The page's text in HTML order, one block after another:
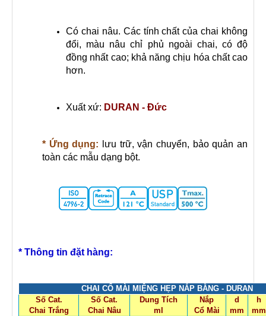
Có chai nâu. Các tính chất của chai không
đổi, màu nâu chỉ phủ ngoài chai, có độ
đồng nhất cao; khả năng chịu hóa chất cao
hơn.
Xuất xứ: DURAN - Đức
* Ứng dụng: lưu trữ, vận chuyển, bảo quản an
toàn các mẫu dạng bột.
* Thông tin đặt hàng:
CHAI CỔ MÀI MIỆNG HẸP NẮP BẰNG - DURAN
Số Cat.
Chai Trắng
Số Cat.
Chai Nâu
Dung Tích
ml
Nắp
Cổ Mài
d
mm
h
mm